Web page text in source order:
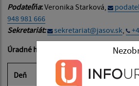
Podateľňa:Veronika Starková,
948 981 666
Sekretariát:
sekretariat@jasov.sk,
Úradné hodiny obecného úradu:
Deň Čas doobeda